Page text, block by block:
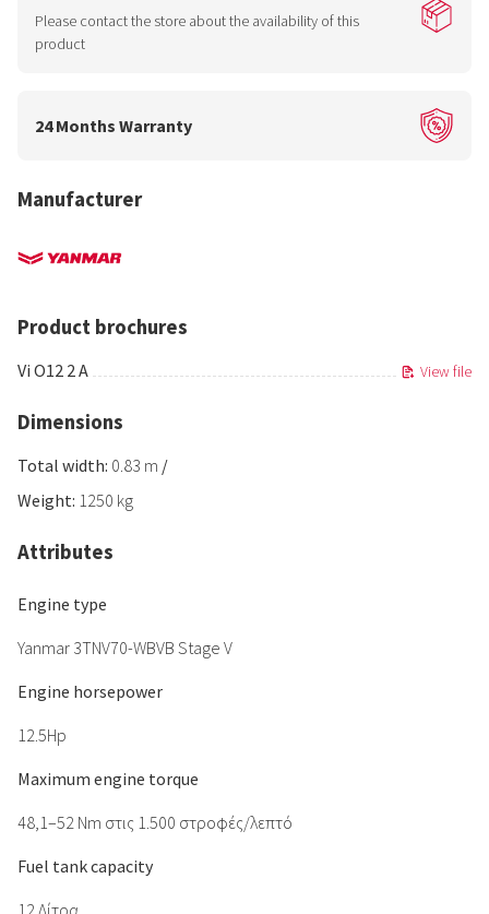
Please contact the store about the availability of this
product
24 Months Warranty
Manufacturer
Product brochures
Vi O12 2 A View file
Dimensions
Total width: 0.83 m /
Weight: 1250 kg
Attributes
Engine type
Yanmar 3TNV70-WBVB Stage V
Engine horsepower
12.5Hp
Maximum engine torque
48,1–52 Nm στις 1.500 στροφές/λεπτό
Fuel tank capacity
12 Λίτρα